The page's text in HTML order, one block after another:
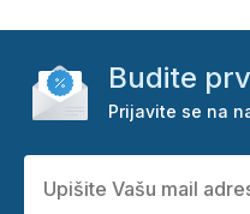
Budite
Prijavite se na